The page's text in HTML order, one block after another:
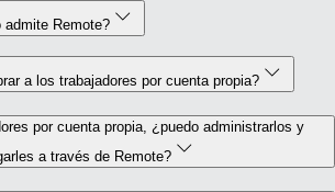
admite Remote?
a los trabajadores por cuenta propia?
por cuenta propia, ¿puedo administrarlos y
a través de Remote?